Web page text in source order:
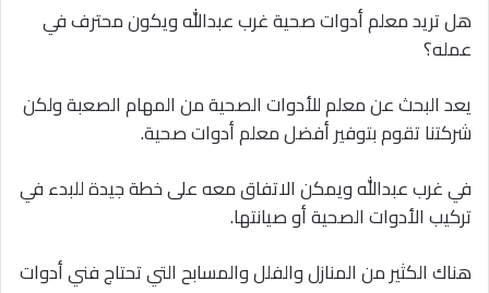
هل تريد معلم أدوات صحية غرب عبدالله ويكون محترف في
عمله؟
يعد البحث عن معلم للأدوات الصحية من المهام الصعبة ولكن
شركتنا تقوم بتوفير أفضل معلم أدوات صحية.
في غرب عبدالله ويمكن الاتفاق معه على خطة جيدة للبدء في
تركيب الأدوات الصحية أو صيانتها.
هناك الكثير من المنازل والفلل والمسابح التي تحتاج فني أدوات